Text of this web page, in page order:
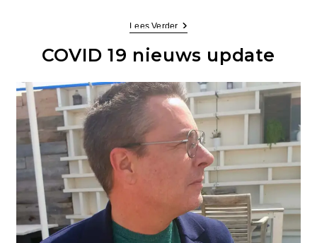
Lees Verder
COVID 19 nieuws update